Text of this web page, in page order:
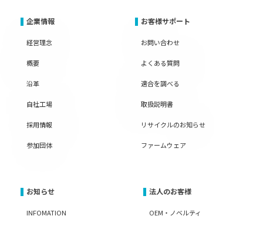
企業情報
経営理念
概要
沿革
自社工場
採用情報
参加団体
お客様サポート
お問い合わせ
よくある質問
適合を調べる
取扱説明書
リサイクルのお知らせ
ファームウェア
お知らせ
INFOMATION
法人のお客様
OEM・ノベルティ